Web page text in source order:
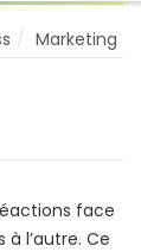
Marketing
face
l’autre. Ce